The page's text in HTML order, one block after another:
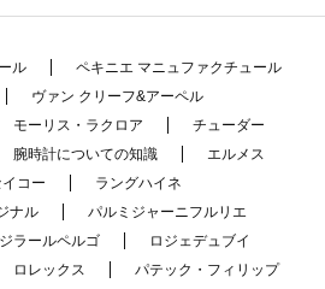
ル
ペキニエ マニュファクチュール
ヴァン クリーフ&アーペル
モーリス・ラクロア
チューダー
腕時計についての知識
エルメス
コー
ラングハイネ
ナル
パルミジャーニフルリエ
ジラールペルゴ
ロジェデュブイ
ロレックス
パテック・フィリップ